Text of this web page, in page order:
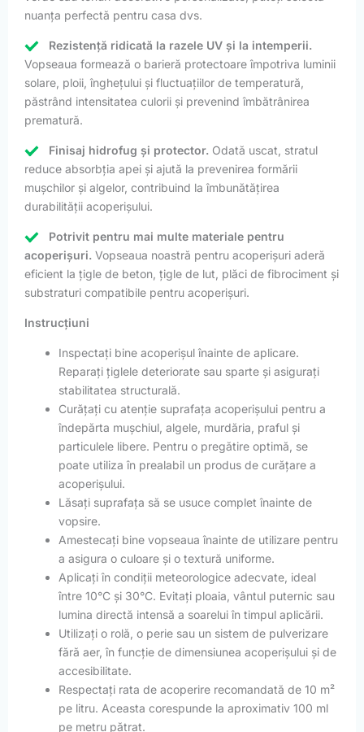
nuanța perfectă pentru casa dvs.
Rezistență ridicată la razele UV și la intemperii.
Vopseaua formează o barieră protectoare împotriva luminii
solare, ploii, înghețului și fluctuațiilor de temperatură,
păstrând intensitatea culorii și prevenind îmbătrânirea
prematură.
Finisaj hidrofug și protector. Odată uscat, stratul
reduce absorbția apei și ajută la prevenirea formării
mușchilor și algelor, contribuind la îmbunătățirea
durabilității acoperișului.
Potrivit pentru mai multe materiale pentru
acoperișuri. Vopseaua noastră pentru acoperișuri aderă
eficient la țigle de beton, țigle de lut, plăci de fibrociment și
substraturi compatibile pentru acoperișuri.
Instrucțiuni
Inspectați bine acoperișul înainte de aplicare.
Reparați țiglele deteriorate sau sparte și asigurați
stabilitatea structurală.
Curățați cu atenție suprafața acoperișului pentru a
îndepărta mușchiul, algele, murdăria, praful și
particulele libere. Pentru o pregătire optimă, se
poate utiliza în prealabil un produs de curățare a
acoperișului.
Lăsați suprafața să se usuce complet înainte de
vopsire.
Amestecați bine vopseaua înainte de utilizare pentru
a asigura o culoare și o textură uniforme.
Aplicați în condiții meteorologice adecvate, ideal
între 10°C și 30°C. Evitați ploaia, vântul puternic sau
lumina directă intensă a soarelui în timpul aplicării.
Utilizați o rolă, o perie sau un sistem de pulverizare
fără aer, în funcție de dimensiunea acoperișului și de
accesibilitate.
Respectați rata de acoperire recomandată de 10 m²
pe litru. Aceasta corespunde la aproximativ 100 ml
pe metru pătrat.